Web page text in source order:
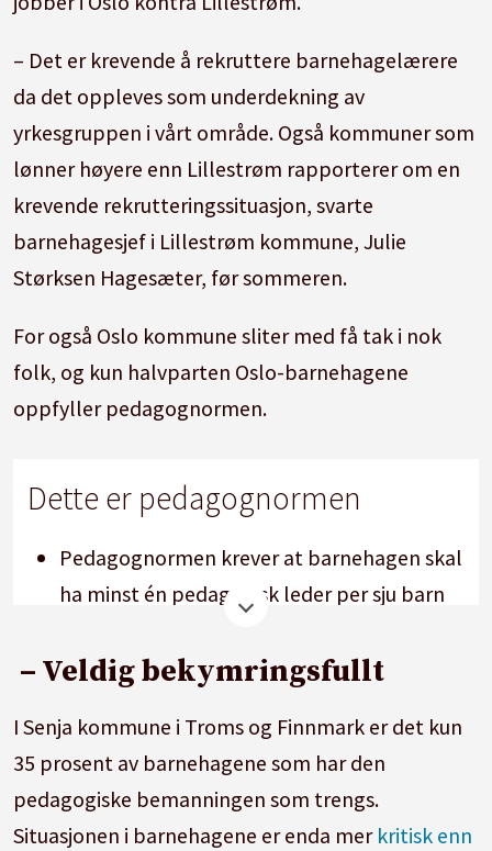
– Det er krevende å rekruttere barnehagelærere
da det oppleves som underdekning av
yrkesgruppen i vårt område. Også kommuner som
lønner høyere enn Lillestrøm rapporterer om en
krevende rekrutteringssituasjon, svarte
barnehagesjef i Lillestrøm kommune, Julie
Størksen Hagesæter, før sommeren.
For også Oslo kommune sliter med få tak i nok
folk, og kun halvparten Oslo-barnehagene
oppfyller pedagognormen.
Dette er pedagognormen
Pedagognormen krever at barnehagen skal
ha minst én pedagogisk leder per sju barn
fjorten barn over tre år.
Pedagogiske ledere må ha utdanning som
barnehagelærer eller annen treårig
pedagogisk utdanning med
videreutdanning i barnehagepedagogikk.
– Veldig bekymringsfullt
I Senja kommune i Troms og Finnmark er det kun
35 prosent av barnehagene som har den
pedagogiske bemanningen som trengs.
Situasjonen i barnehagene er enda mer kritisk enn